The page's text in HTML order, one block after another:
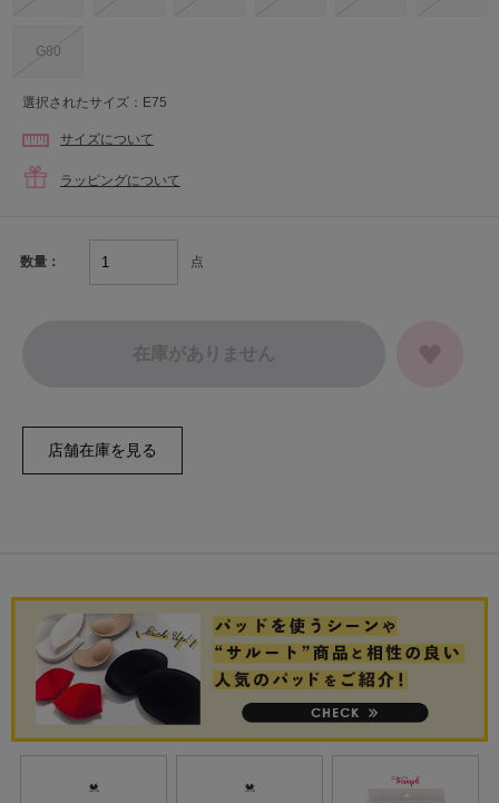
G80
選択されたサイズ：E75
サイズについて
ラッピングについて
数量： 点
在庫がありません